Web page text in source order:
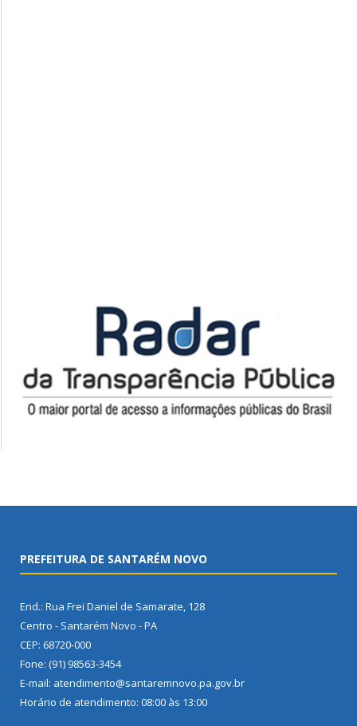
PREFEITURA DE SANTARÉM NOVO
End.: Rua Frei Daniel de Samarate, 128
Centro - Santarém Novo - PA
CEP: 68720-000
Fone: (91) 98563-3454
E-mail: atendimento@santaremnovo.pa.gov.br
Horário de atendimento: 08:00 às 13:00